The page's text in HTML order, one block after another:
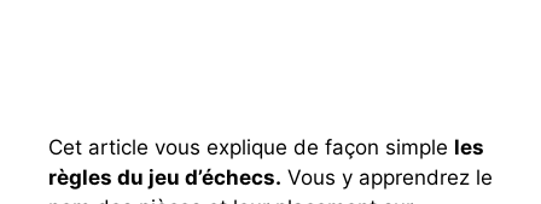
Cet article vous explique de façon simple les
règles du jeu d’échecs. Vous y apprendrez le